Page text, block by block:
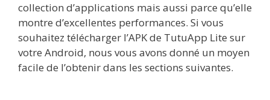
collection d’applications mais aussi parce qu’elle
montre d’excellentes performances. Si vous
souhaitez télécharger l’APK de TutuApp Lite sur
votre Android, nous vous avons donné un moyen
facile de l’obtenir dans les sections suivantes.